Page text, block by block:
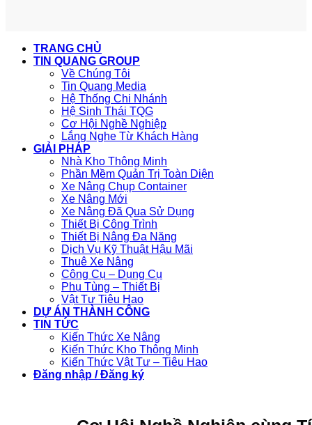
TRANG CHỦ
TIN QUANG GROUP
Về Chúng Tôi
Tin Quang Media
Hệ Thống Chi Nhánh
Hệ Sinh Thái TQG
Cơ Hội Nghề Nghiệp
Lắng Nghe Từ Khách Hàng
GIẢI PHÁP
Nhà Kho Thông Minh
Phần Mềm Quản Trị Toàn Diện
Xe Nâng Chụp Container
Xe Nâng Mới
Xe Nâng Đã Qua Sử Dụng
Thiết Bị Công Trình
Thiết Bị Nâng Đa Năng
Dịch Vụ Kỹ Thuật Hậu Mãi
Thuê Xe Nâng
Công Cụ – Dụng Cụ
Phụ Tùng – Thiết Bị
Vật Tư Tiêu Hao
DỰ ÁN THÀNH CÔNG
TIN TỨC
Kiến Thức Xe Nâng
Kiến Thức Kho Thông Minh
Kiến Thức Vật Tư – Tiêu Hao
Đăng nhập / Đăng ký